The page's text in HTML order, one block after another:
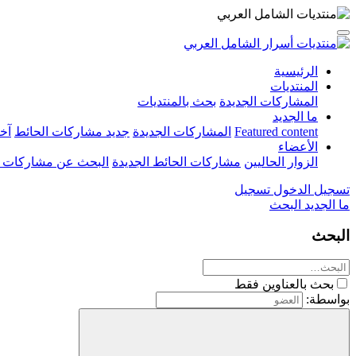
الرئيسية
المنتديات
المشاركات الجديدة بحث بالمنتديات
ما الجديد
Featured content المشاركات الجديدة جديد مشاركات الحائط
الأعضاء
الزوار الحاليين مشاركات الحائط الجديدة البحث عن
تسجيل الدخول تسجيل
ما الجديد البحث
البحث
بحث بالعناوين فقط
بواسطة: